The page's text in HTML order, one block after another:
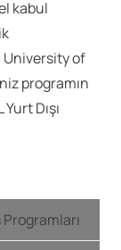
kabul
University of
programın
Dışı